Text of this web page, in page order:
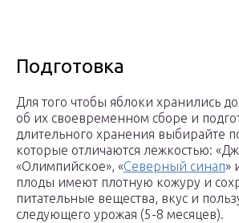
Подготовка
Для того чтобы яблоки хранились
об их своевременном сборе и
длительного хранения выбирайте
которые отличаются лежкостью:
«Олимпийское», «Северный синап»
плоды имеют плотную кожуру и
питательные вещества, вкус и
следующего урожая (5-8 месяцев).